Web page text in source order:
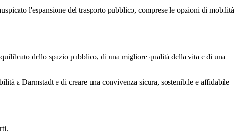
l'espansione del trasporto pubblico, comprese le opzioni di mobilità
dello spazio pubblico, di una migliore qualità della vita e di una
a Darmstadt e di creare una convivenza sicura, sostenibile e affidabile